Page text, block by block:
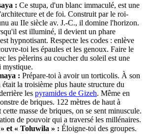
: Ce stupa, d'un blanc immaculé, est une
et de foi. Construit par le roi-
au IIe siècle av. J.-C., il domine l'horizon.
est illuminé, il devient un phare
hypnotisant. Respecte les codes : enlève
toi les épaules et les genoux. Faire le
les pèlerins au coucher du soleil est une
mystique.
: Prépare-toi à avoir un torticolis. À son
était la troisième plus haute structure du
les pyramides de Gizeh. Même en
de briques. 122 mètres de haut à
masse de briques, on se sent minuscule.
de pouvoir qui a traversé les millénaires.
et « Toluwila » : Éloigne-toi des groupes.